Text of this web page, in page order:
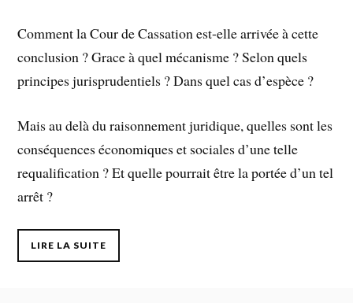
Comment la Cour de Cassation est-elle arrivée à cette
conclusion ? Grace à quel mécanisme ? Selon quels
principes jurisprudentiels ? Dans quel cas d’espèce ?
Mais au delà du raisonnement juridique, quelles sont les
conséquences économiques et sociales d’une telle
requalification ? Et quelle pourrait être la portée d’un tel
arrêt ?
LIRE LA SUITE